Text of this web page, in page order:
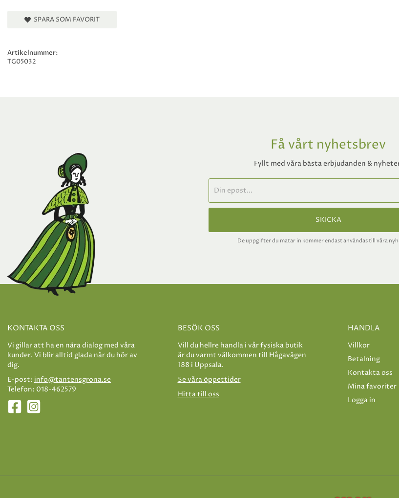
SPARA SOM FAVORIT
Artikelnummer:
TG05032
Få vårt nyhetsbrev
Fyllt med våra bästa erbjudanden &
SKICKA
De uppgifter du matar in kommer endast användas till våra
KONTAKTA OSS
Vi gillar att ha en nära dialog med våra
kunder. Vi blir alltid glada när du hör av
dig.
E-post: info@tantensgrona.se
Telefon: 018-462579
BESÖK OSS
Vill du hellre handla i vår fysiska butik
är du varmt välkommen till Hågavägen
188 i Uppsala.
Se våra öppettider
Hitta till oss
HANDLA
Villkor
Betalning
Kontakta oss
Mina favoriter
Logga in